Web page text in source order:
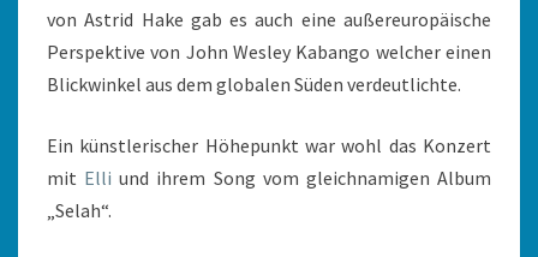
von Astrid Hake gab es auch eine außereuropäische
Perspektive von John Wesley Kabango welcher einen
Blickwinkel aus dem globalen Süden verdeutlichte.
Ein künstlerischer Höhepunkt war wohl das Konzert
mit Elli und ihrem Song vom gleichnamigen Album
„Selah“.